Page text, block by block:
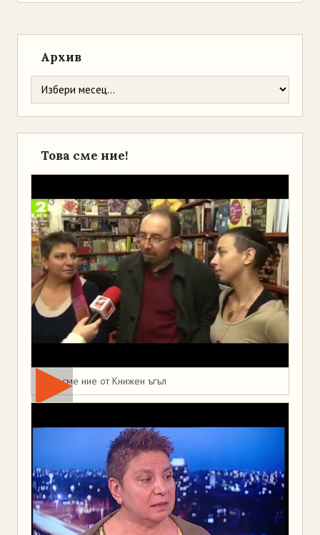
Архив
Това сме ние!
Това сме ние от Книжен ъгъл